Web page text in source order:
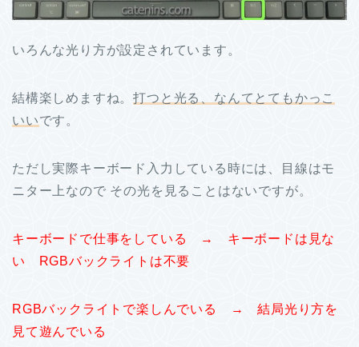
いろんな光り方が設定されています。
結構楽しめますね。打つと光る、なんてとてもかっこ
いいです。
ただし実際キーボード入力している時には、目線はモ
ニター上なので その光を見ることはないですが。
キーボードで仕事をしている → キーボードは見な
い RGBバックライトは不要
RGBバックライトで楽しんでいる → 結局光り方を
見て遊んでいる